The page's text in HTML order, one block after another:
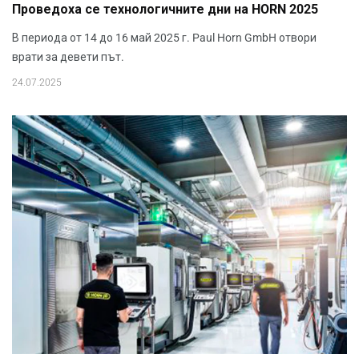
Проведоха се технологичните дни на HORN 2025
В периода от 14 до 16 май 2025 г. Paul Horn GmbH отвори
врати за девети път.
24.07.2025